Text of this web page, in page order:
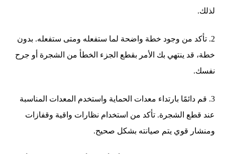
لذلك.
2. تأكد من وجود خطة واضحة لما ستفعله ومتى ستفعله. بدون
خطة، قد ينتهي بك الأمر بقطع الجزء الخطأ من الشجرة أو جرح
نفسك.
3. قم دائمًا بارتداء معدات الحماية واستخدم المعدات المناسبة
عند قطع الشجرة. تأكد من استخدام نظارات واقية وقفازات
ومنشار قوي يتم صيانته بشكل صحيح.